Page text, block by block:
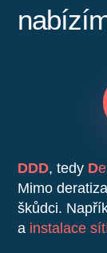
DDD, tedy D
Mimo
škůdci.
a instalace